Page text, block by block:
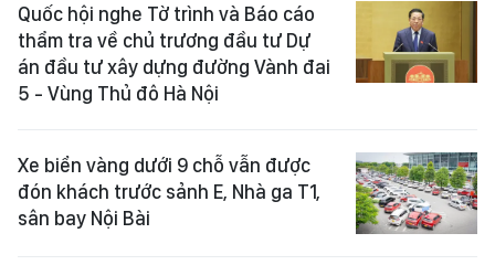
Quốc hội nghe Tờ trình và Báo cáo
thẩm tra về chủ trương đầu tư Dự
án đầu tư xây dựng đường Vành đai
5 - Vùng Thủ đô Hà Nội
Xe biển vàng dưới 9 chỗ vẫn được
đón khách trước sảnh E, Nhà ga T1,
sân bay Nội Bài